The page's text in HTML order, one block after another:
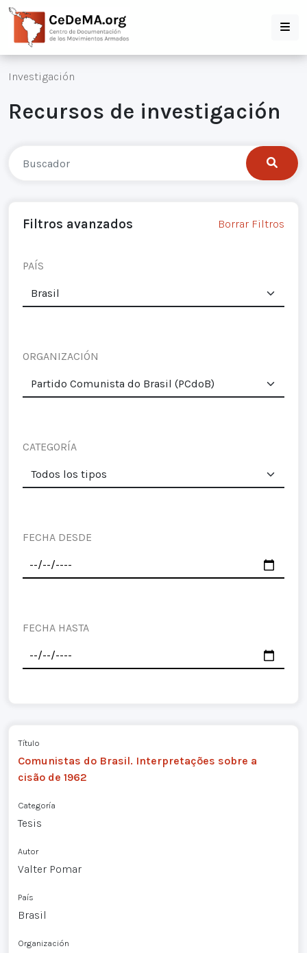
Investigación
Recursos de investigación
Filtros avanzados Borrar Filtros
PAÍS
ORGANIZACIÓN
CATEGORÍA
FECHA DESDE
FECHA HASTA
Título
Comunistas do Brasil. Interpretações sobre a
cisão de 1962
Categoría
Tesis
Autor
Valter Pomar
País
Brasil
Organización